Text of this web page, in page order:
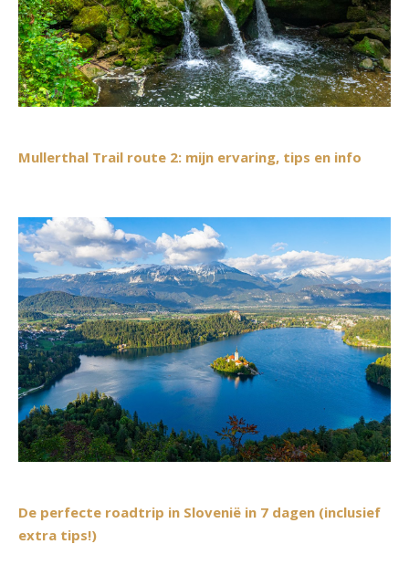
Mullerthal Trail route 2: mijn ervaring, tips en info
De perfecte roadtrip in Slovenië in 7 dagen (inclusief
extra tips!)